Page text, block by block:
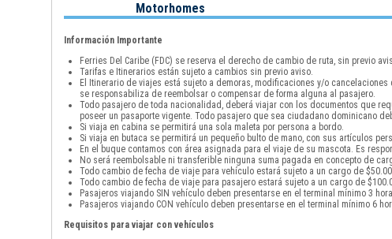
Motorhomes
Información Importante
Ferries Del Caribe (FDC) se reserva el derecho de cambio de ruta, sin previo
Tarifas e Itinerarios están sujeto a cambios sin previo aviso.
El Itinerario de viajes está sujeto a demoras, modificaciones y/o
se responsabiliza de reembolsar o compensar de forma alguna al pasajero.
Todo pasajero de toda nacionalidad, deberá viajar con los documentos que
poseer un pasaporte vigente. Todo pasajero que sea ciudadano dominicano
Si viaja en cabina se permitirá una sola maleta por persona a bordo.
Si viaja en butaca se permitirá un pequeño bulto de mano, con sus artículos
En el buque contamos con área asignada para el viaje de su mascota. Es
No será reembolsable ni transferible ninguna suma pagada en concepto de
Todo cambio de fecha de viaje para vehículo estará sujeto a un cargo de
Todo cambio de fecha de viaje para pasajero estará sujeto a un cargo de
Pasajeros viajando SIN vehículo deben presentarse en el terminal mínimo 3
Pasajeros viajando CON vehículo deben presentarse en el terminal mínimo 6
Requisitos para viajar con vehículos